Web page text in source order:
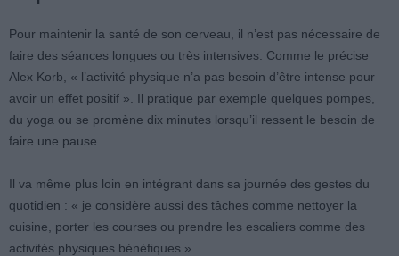
Pour maintenir la santé de son cerveau, il n’est pas nécessaire de
faire des séances longues ou très intensives. Comme le précise
Alex Korb, « l’activité physique n’a pas besoin d’être intense pour
avoir un effet positif ». Il pratique par exemple quelques pompes,
du yoga ou se promène dix minutes lorsqu’il ressent le besoin de
faire une pause.
Il va même plus loin en intégrant dans sa journée des gestes du
quotidien : « je considère aussi des tâches comme nettoyer la
cuisine, porter les courses ou prendre les escaliers comme des
activités physiques bénéfiques ».